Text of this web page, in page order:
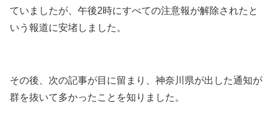
ていましたが、午後2時にすべての注意報が解除されたと
いう報道に安堵しました。
その後、次の記事が目に留まり、神奈川県が出した通知が
群を抜いて多かったことを知りました。